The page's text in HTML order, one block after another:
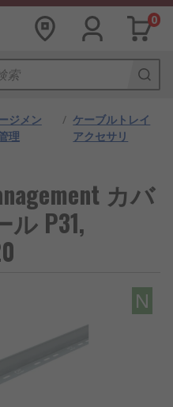
0
ジメン
理
/ ケーブルトレイ
アクセサリ
カバ
P31,
N